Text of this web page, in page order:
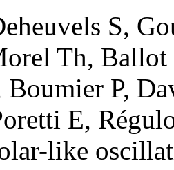
S,
Th, Ballot
Boumier P,
E,
like